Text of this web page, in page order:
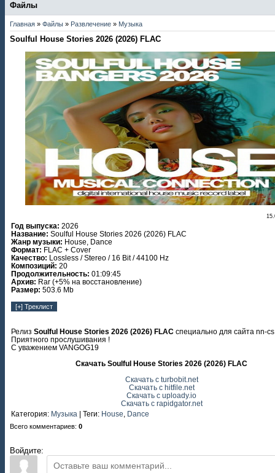
Файлы
Главная » Файлы » Развлечение » Музыка
Soulful House Stories 2026 (2026) FLAC
Год выпуска: 2026
Название: Soulful House Stories 2026 (2026) FLAC
Жанр музыки: House, Dance
Формат: FLAC + Cover
Качество: Lossless / Stereo / 16 Bit / 44100 Hz
Композиций: 20
Продолжительность: 01:09:45
Архив: Rar (+5% на восстановление)
Размер: 503.6 Mb
Релиз Soulful House Stories 2026 (2026) FLAC специально для сайта nn-
Приятного прослушивания !
С уважением VANGOG19
Скачать Soulful House Stories 2026 (2026) FLAC
Скачать с turbobit.net
Скачать с hitfile.net
Скачать с uploady.io
Скачать с rapidgator.net
Категория: Музыка | Теги: House Dance
Всего комментариев: 0
Войдите: